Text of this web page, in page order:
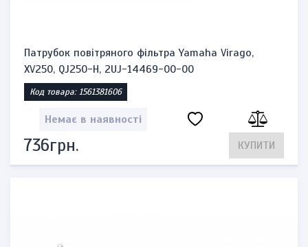
Патрубок повітряного фільтра Yamaha Virago,
XV250, QJ250-H, 2UJ-14469-00-00
Код товара: 1561381606
Немає в наявності
736грн. КУПИТИ